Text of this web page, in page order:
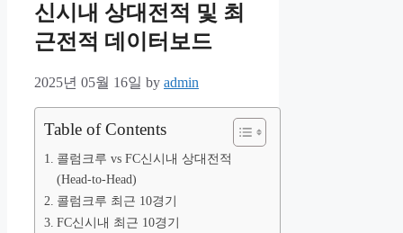
신시내 상대전적 및 최
근전적 데이터보드
2025년 05월 16일 by admin
Table of Contents
콜럼크루 vs FC신시내 상대전적
(Head-to-Head)
콜럼크루 최근 10경기
FC신시내 최근 10경기